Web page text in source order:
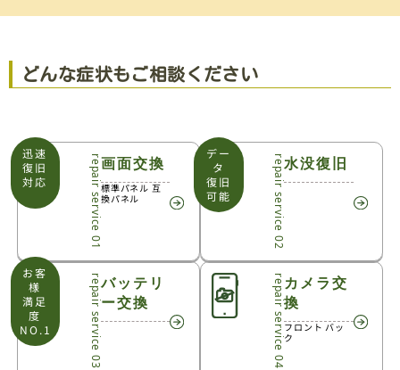
どんな症状もご相談ください
迅速
復旧
対応
repair service 01画面交換
標準パネル 互
換パネル
デー
タ
復旧
可能
repair service 02水没復旧
お客
様
満足
度
NO.1
repair service 03バッテリ
ー交換
repair service 04カメラ交
換
フロント バッ
ク